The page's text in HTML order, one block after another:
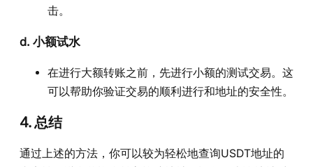
击。
d.小额试水
在进行大额转账之前，先进行小额的测试交易。这
可以帮助你验证交易的顺利进行和地址的安全性。
4. 总结
通过上述的方法，你可以较为轻松地查询USDT地址的